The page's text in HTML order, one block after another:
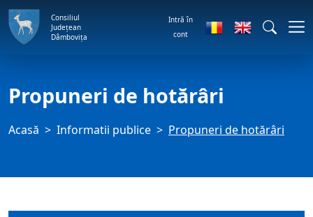
Consiliul
Județean
Dâmbovița
Intră în
cont
Propuneri de hotărâri
Acasă Informatii publice Propuneri de hotărâri